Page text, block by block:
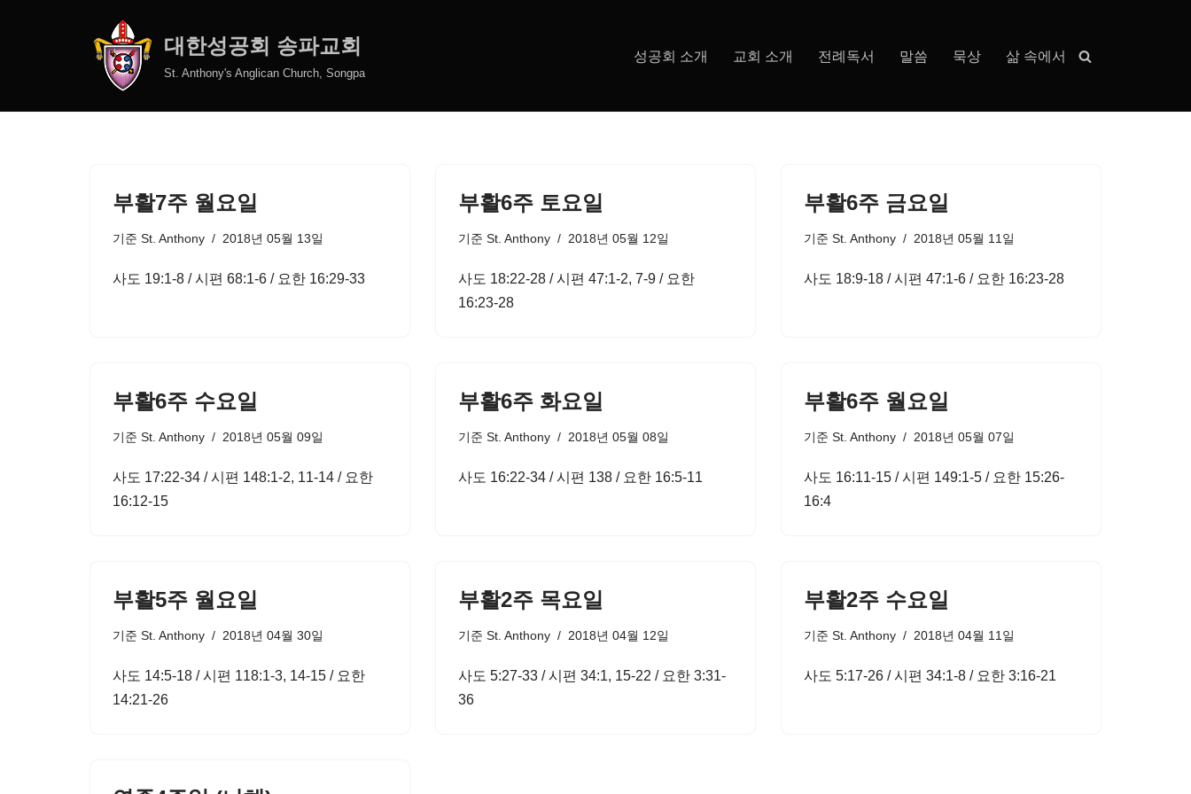
대한성공회 송파교회
St. Anthony's Anglican Church, Songpa
성공회 소개 교회 소개 전례독서 말씀 묵상 삶 속에서
부활7주 월요일
기준 St. Anthony 2018년 05월 13일
사도 19:1-8 / 시편 68:1-6 / 요한 16:29-33
부활6주 토요일
기준 St. Anthony 2018년 05월 12일
사도 18:22-28 / 시편 47:1-2, 7-9 / 요한
16:23-28
부활6주 금요일
기준 St. Anthony 2018년 05월 11일
사도 18:9-18 / 시편 47:1-6 / 요한 16:23-28
부활6주 수요일
기준 St. Anthony 2018년 05월 09일
사도 17:22-34 / 시편 148:1-2, 11-14 / 요한
16:12-15
부활6주 화요일
기준 St. Anthony 2018년 05월 08일
사도 16:22-34 / 시편 138 / 요한 16:5-11
부활6주 월요일
기준 St. Anthony 2018년 05월 07일
사도 16:11-15 / 시편 149:1-5 / 요한 15:26-
16:4
부활5주 월요일
기준 St. Anthony 2018년 04월 30일
사도 14:5-18 / 시편 118:1-3, 14-15 / 요한
14:21-26
부활2주 목요일
기준 St. Anthony 2018년 04월 12일
사도 5:27-33 / 시편 34:1, 15-22 / 요한 3:31-
36
부활2주 수요일
기준 St. Anthony 2018년 04월 11일
사도 5:17-26 / 시편 34:1-8 / 요한 3:16-21